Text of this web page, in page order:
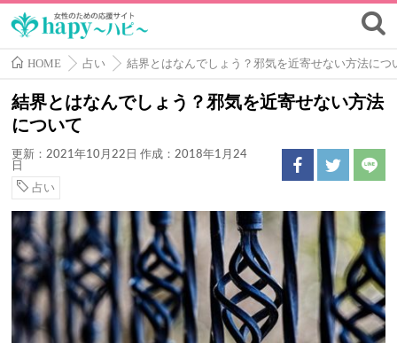
HOME 占い 結界とはなんでしょう？邪気を近寄せない方法につ
結界とはなんでしょう？邪気を近寄せない方法
について
更新：2021年10月22日 作成：2018年1月24
日
占い